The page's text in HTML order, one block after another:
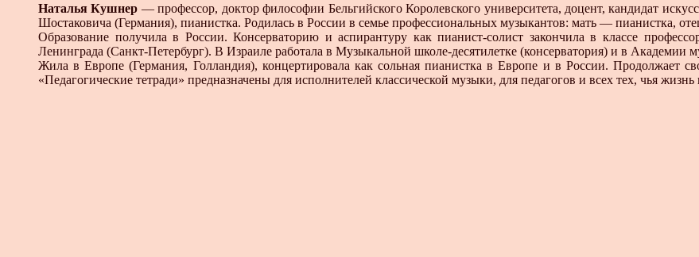
Наталья Кушнер — профессор, доктор философии Бельгийского Королевского университета, доцент, кандидат
Шостаковича (Германия), пианистка. Родилась в России в семье профессиональных музыкантов: мать — пианистка,
Образование получила в России. Консерваторию и аспирантуру как пианист-солист закончила в классе
Ленинграда (Санкт-Петербург). В Израиле работала в Музыкальной школе-десятилетке (консерватория) и в Академии
Жила в Европе (Германия, Голландия), концертировала как сольная пианистка в Европе и в России. Продолжает
«Педагогические тетради» предназначены для исполнителей классической музыки, для педагогов и всех тех, чья